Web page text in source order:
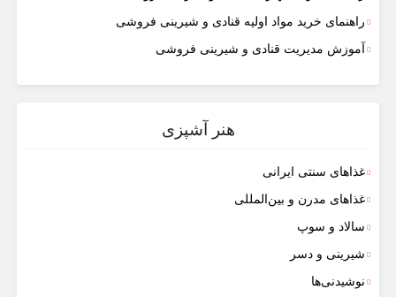
راهنمای خرید مواد اولیه قنادی و شیرینی فروشی
آموزش مدیریت قنادی و شیرینی فروشی
هنر آشپزی
غذاهای سنتی ایرانی
غذاهای مدرن و بین‌المللی
سالاد و سوپ
شیرینی و دسر
نوشیدنی‌ها